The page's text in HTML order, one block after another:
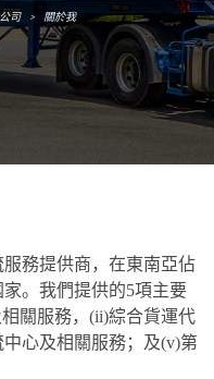
司 >
關於我
務提供商，在東南亞佔
。我們提供的5項主要
關服務，(ii)綜合貨運代
心及相關服務；及(v)第